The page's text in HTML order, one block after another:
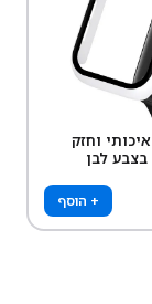
וחזק
לבן
+ הוסף